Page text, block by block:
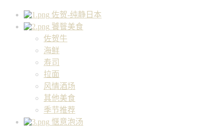
佐贺-纯静日本
饕餮美食
佐贺牛
海鲜
寿司
拉面
风情酒场
其他美食
季节推荐
惬意泡汤